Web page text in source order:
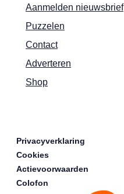
Aanmelden nieuwsbrief
Puzzelen
Contact
Adverteren
Shop
Privacyverklaring
Cookies
Actievoorwaarden
Colofon